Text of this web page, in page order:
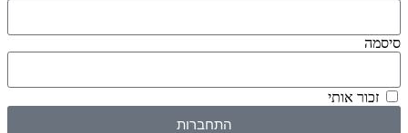
סיסמה
זכור אותי
התחברות